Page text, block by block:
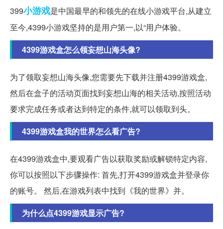
399小游戏是中国最早的和领先的在线小游戏平台,从建立
至今,4399小游戏坚持的是用户第一,以“用户体验。
4399游戏盒怎么领妄想山海头像?
为了领取妄想山海头像,您需要先下载并注册4399游戏盒,
然后在盒子的活动页面找到妄想山海的相关活动,按照活动
要求完成任务或者达到特定的条件,就可以领取到头。
4399游戏盒我的世界怎么看广告?
在4399游戏盒中,要观看广告以获取奖励或解锁特定内容,
你可以按照以下步骤操作: 首先,打开4399游戏盒并登录你
的账号。 然后,在游戏列表中找到《我的世界》并。
为什么点4399游戏显示广告?